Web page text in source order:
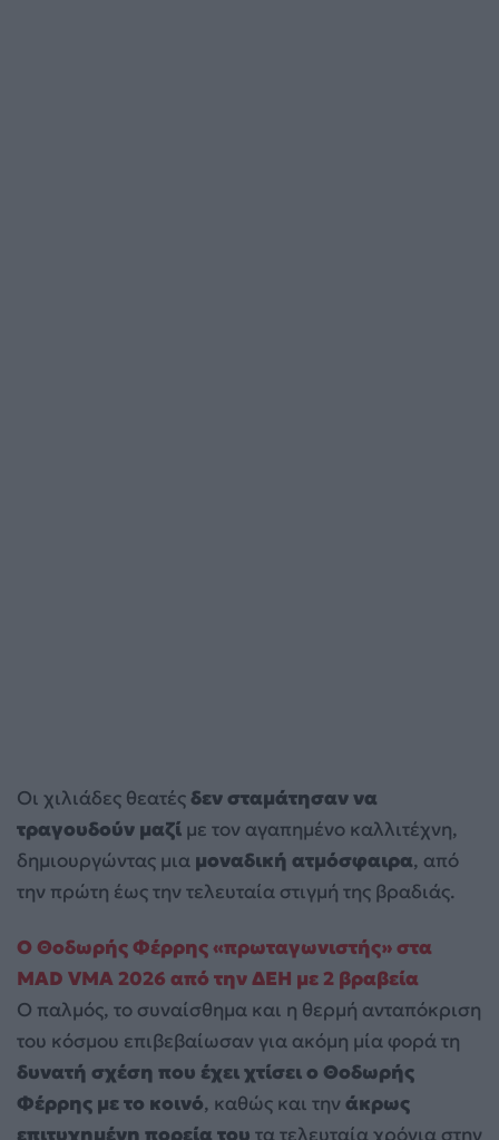
Οι χιλιάδες θεατέςδεν σταμάτησαν να
τραγουδούν μαζί με τον αγαπημένο καλλιτέχνη,
δημιουργώντας μια μοναδική ατμόσφαιρα, από
την πρώτη έως την τελευταία στιγμή της βραδιάς.
Ο Θοδωρής Φέρρης «πρωταγωνιστής» στα
MAD VMA 2026 από την ΔΕΗ με 2 βραβεία
Ο παλμός, το συναίσθημα και η θερμή ανταπόκριση
του κόσμου επιβεβαίωσαν για ακόμη μία φορά τη
δυνατή σχέση που έχει χτίσει ο Θοδωρής
Φέρρης με το κοινό, καθώς και τηνάκρως
επιτυχημένη πορεία του τα τελευταία χρόνια στην